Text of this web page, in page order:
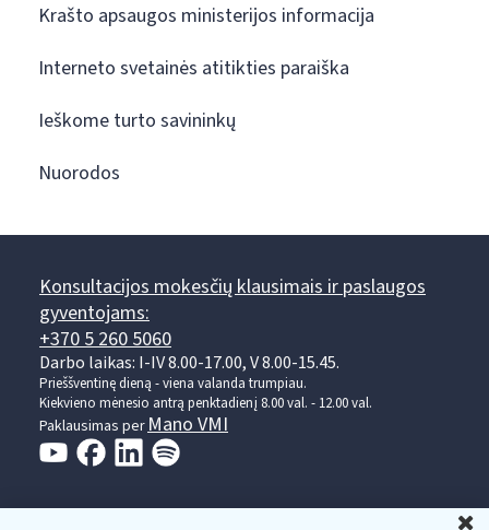
Krašto apsaugos ministerijos informacija
Interneto svetainės atitikties paraiška
Ieškome turto savininkų
Nuorodos
Konsultacijos mokesčių klausimais ir paslaugos
gyventojams:
+370 5 260 5060
Darbo laikas: I-IV 8.00-17.00, V 8.00-15.45.
Prieššventinę dieną - viena valanda trumpiau.
Kiekvieno mėnesio antrą penktadienį 8.00 val. - 12.00 val.
Paklausimas per Mano VMI